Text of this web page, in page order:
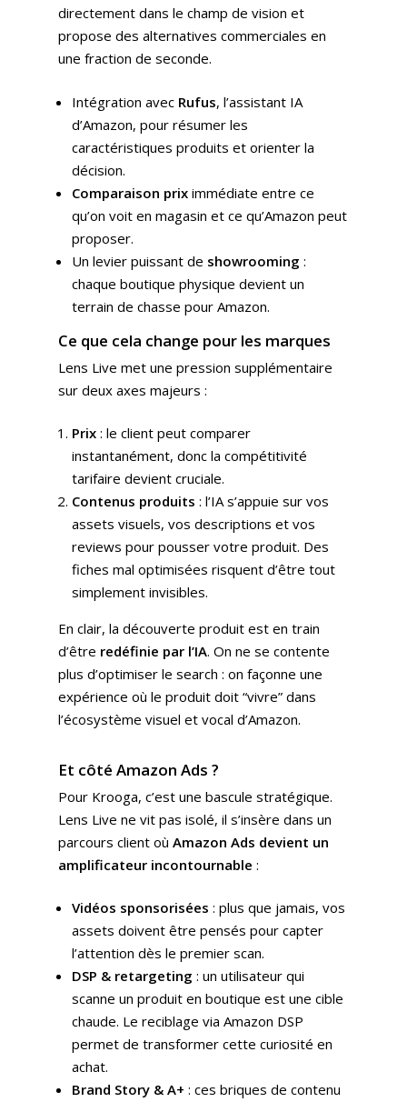
directement dans le champ de vision et
propose des alternatives commerciales en
une fraction de seconde.
Intégration avec Rufus, l’assistant IA
d’Amazon, pour résumer les
caractéristiques produits et orienter la
décision.
Comparaison prix immédiate entre ce
qu’on voit en magasin et ce qu’Amazon peut
proposer.
Un levier puissant de showrooming :
chaque boutique physique devient un
terrain de chasse pour Amazon.
Ce que cela change pour les marques
Lens Live met une pression supplémentaire
sur deux axes majeurs :
Prix : le client peut comparer
instantanément, donc la compétitivité
tarifaire devient cruciale.
Contenus produits : l’IA s’appuie sur vos
assets visuels, vos descriptions et vos
reviews pour pousser votre produit. Des
fiches mal optimisées risquent d’être tout
simplement invisibles.
En clair, la découverte produit est en train
d’être redéfinie par l’IA. On ne se contente
plus d’optimiser le search : on façonne une
expérience où le produit doit “vivre” dans
l’écosystème visuel et vocal d’Amazon.
Et côté Amazon Ads ?
Pour Krooga, c’est une bascule stratégique.
Lens Live ne vit pas isolé, il s’insère dans un
parcours client où Amazon Ads devient un
amplificateur incontournable :
Vidéos sponsorisées : plus que jamais, vos
assets doivent être pensés pour capter
l’attention dès le premier scan.
DSP & retargeting : un utilisateur qui
scanne un produit en boutique est une cible
chaude. Le reciblage via Amazon DSP
permet de transformer cette curiosité en
achat.
Brand Story & A+ : ces briques de contenu